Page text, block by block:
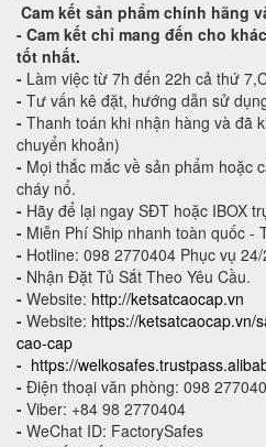
Cam kết sản phẩm chính hãng
- Cam kết chỉ mang đến cho
tốt nhất.
- Làm việc từ 7h đến 22h cả thứ
- Tư vấn kê đặt, hướng dẫn sử
- Thanh toán khi nhận hàng và đã
chuyển khoản)
- Mọi thắc mắc về sản phẩm hoặc
cháy nổ.
- Hãy để lại ngay SĐT hoặc IBOX
- Miễn Phí Ship nhanh toàn quốc -
- Hotline: 098 2770404 Phục vụ 24/
- Nhận Đặt Tủ Sắt Theo Yêu Cầu.
- Website: http://ketsatcaocap.vn
- Website: https://ketsatcaocap.vn/
cao-cap
- https://
- Điện thoại văn phòng: 098
- Viber: +84 98 2770404
- WeChat ID: FactorySafes